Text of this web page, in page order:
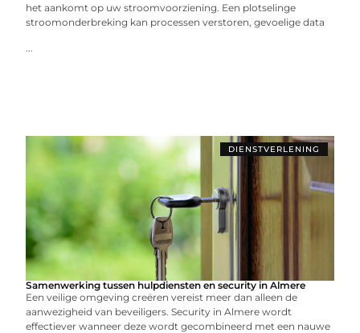
het aankomt op uw stroomvoorziening. Een plotselinge
stroomonderbreking kan processen verstoren, gevoelige data
...
DIENSTVERLENING
Samenwerking tussen hulpdiensten en security in Almere
Een veilige omgeving creëren vereist meer dan alleen de
aanwezigheid van beveiligers. Security in Almere wordt
effectiever wanneer deze wordt gecombineerd met een nauwe